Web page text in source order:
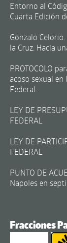
Entorno al
Cuarta Edición
Gonzalo
la Cruz. Hacia
PROTOCOLO
acoso sexual
Federal.
LEY DE
FEDERAL
LEY DE
FEDERAL
PUNTO DE
Napoles en
Fracciones